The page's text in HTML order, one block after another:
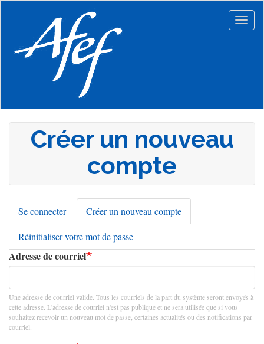
principal
Créer un nouveau
compte
Onglets
principaux
Se connecter Créer un nouveau compte
actif)
Réinitialiser votre mot de passe
Adresse de courriel
Une adresse de courriel valide. Tous les courriels de la part du système seront envoyés à
cette adresse. L'adresse de courriel n'est pas publique et ne sera utilisée que si vous
souhaitez recevoir un nouveau mot de passe, certaines actualités ou des notifications par
courriel.